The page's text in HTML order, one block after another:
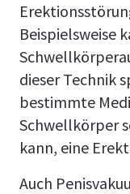
Beispielsweise
dieser Technik
bestimmte
Schwellkörper
kann, eine
Auch